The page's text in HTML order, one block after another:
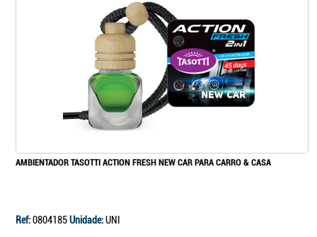
AMBIENTADOR TASOTTI ACTION FRESH NEW CAR PARA CARRO & CASA
Ref:0804185Unidade:UNI